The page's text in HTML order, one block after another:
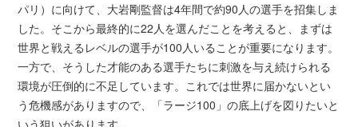
パリ）に向けて、大岩剛監督は4年間で約90人の選手を招集しま
した。そこから最終的に22人を選んだことを考えると、まずは
世界と戦えるレベルの選手が100人いることが重要になります。
一方で、そうした才能のある選手たちに刺激を与え続けられる
環境が圧倒的に不足しています。これでは世界に届かないとい
う危機感がありますので、「ラージ100」の底上げを図りたいと